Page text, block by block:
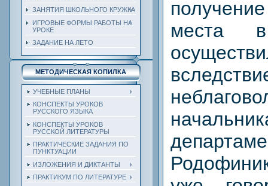
ЗАНЯТИЯ ШКОЛЬНОГО КРУЖКА
ИГРОВЫЕ ФОРМЫ РАБОТЫ НА
УРОКЕ
ЗАДАНИЕ НА ЛЕТО
МЕТОДИЧЕСКАЯ КОПИЛКА
УЧЕБНЫЕ ПЛАНЫ
КОНСПЕКТЫ УРОКОВ
РУССКОГО ЯЗЫКА
КОНСПЕКТЫ УРОКОВ
РУССКОЙ ЛИТЕРАТУРЫ
ПРАКТИЧЕСКИЕ ЗАДАНИЯ ПО
ПУНКТУАЦИИ
ИЗЛОЖЕНИЯ И ДИКТАНТЫ
ПРАКТИКУМ ПО ЛИТЕРАТУРЕ
места